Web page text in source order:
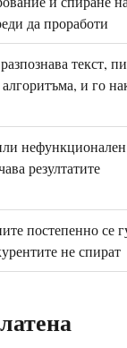
да проработи
текст,
и го
резултатите
постепенно се
не спират